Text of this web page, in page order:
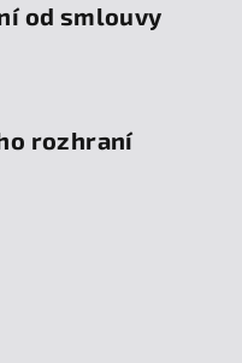
od smlouvy
rozhraní